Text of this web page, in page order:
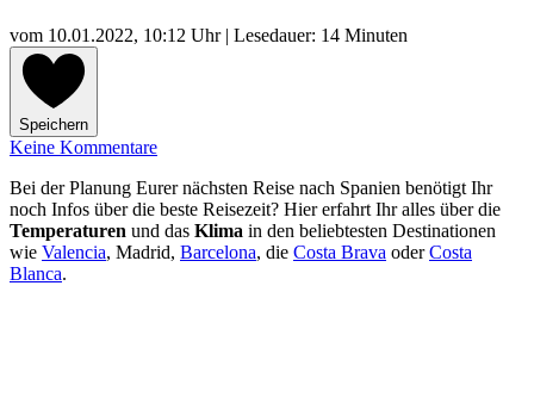
vom 10.01.2022, 10:12 Uhr| Lesedauer: 14 Minuten
Speichern
Keine Kommentare
Bei der Planung Eurer nächsten Reise nach Spanien benötigt Ihr
noch Infos über die beste Reisezeit? Hier erfahrt Ihr alles über die
Temperaturen und das Klima in den beliebtesten Destinationen
wie Valencia, Madrid, Barcelona, die Costa Brava oderCosta
Blanca.